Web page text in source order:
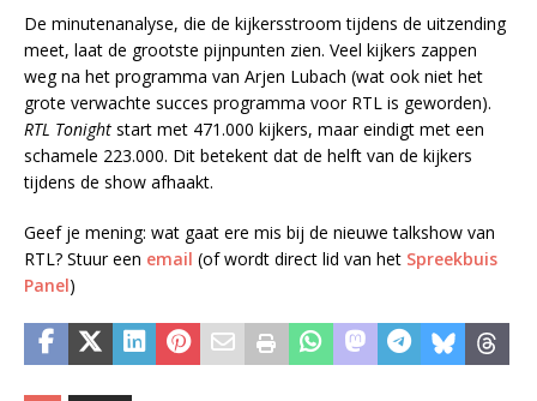
De minutenanalyse, die de kijkersstroom tijdens de uitzending
meet, laat de grootste pijnpunten zien. Veel kijkers zappen
weg na het programma van Arjen Lubach (wat ook niet het
grote verwachte succes programma voor RTL is geworden).
RTL Tonight start met 471.000 kijkers, maar eindigt met een
schamele 223.000. Dit betekent dat de helft van de kijkers
tijdens de show afhaakt.
Geef je mening: wat gaat ere mis bij de nieuwe talkshow van
RTL? Stuur een email (of wordt direct lid van het Spreekbuis
Panel)